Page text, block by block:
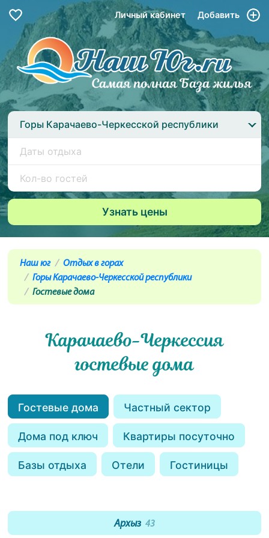
Личный кабинет Добавить
Горы Карачаево-Черкесской республики
Наш юг
Отдых в горах
Горы Карачаево-Черкесской республики
Гостевые дома
Карачаево-Черкессия
гостевые дома
Гостевые дома Частный сектор
Дома под ключ Квартиры посуточно
Базы отдыха Отели Гостиницы
Архыз 43